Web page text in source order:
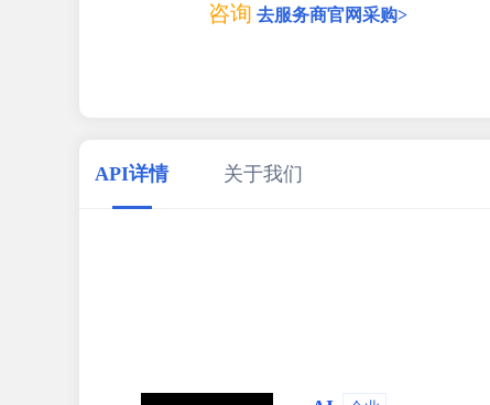
咨询 去服务商官网采购>
API详情 关于我们